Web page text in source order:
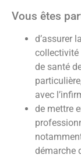
Vous êtes
d’assurer
collectivité
de santé
avec
de mettre
démarche